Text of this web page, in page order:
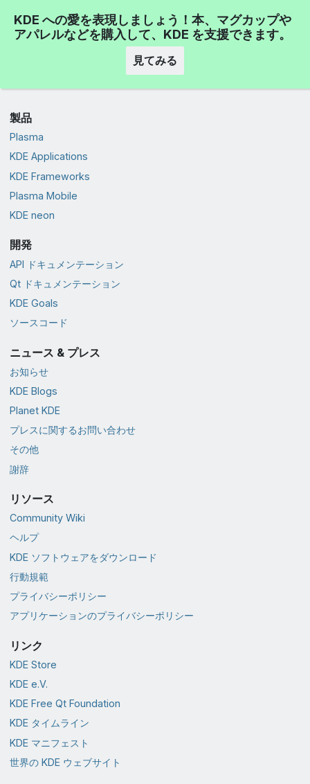
KDE への愛を表現しましょう！本、マグカップや
アパレルなどを購入して、KDE を支援できます。
見てみる
製品
Plasma
KDE Applications
KDE Frameworks
Plasma Mobile
KDE neon
開発
API ドキュメンテーション
Qt ドキュメンテーション
KDE Goals
ソースコード
ニュース & プレス
お知らせ
KDE Blogs
Planet KDE
プレスに関するお問い合わせ
その他
謝辞
リソース
Community Wiki
ヘルプ
KDE ソフトウェアをダウンロード
行動規範
プライバシーポリシー
アプリケーションのプライバシーポリシー
リンク
KDE Store
KDE e.V.
KDE Free Qt Foundation
KDE タイムライン
KDE マニフェスト
世界の KDE ウェブサイト